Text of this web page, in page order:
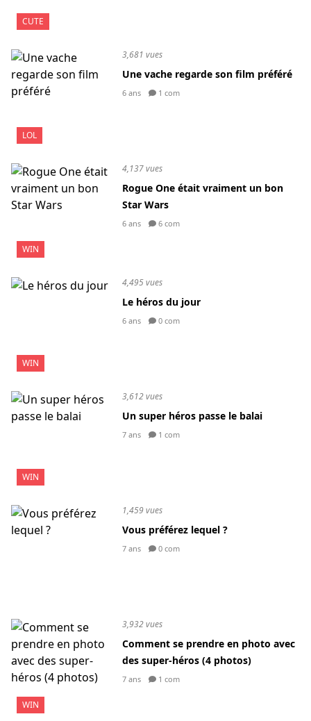
CUTE
LOL
3,681 vues
Une vache regarde son film préféré
6 ans 1 com
WIN
4,137 vues
Rogue One était vraiment un bon
Star Wars
6 ans 6 com
WIN
4,495 vues
Le héros du jour
6 ans 0 com
WIN
3,612 vues
Un super héros passe le balai
7 ans 1 com
1,459 vues
Vous préférez lequel ?
7 ans 0 com
WIN
3,932 vues
Comment se prendre en photo avec
des super-héros (4 photos)
7 ans 1 com